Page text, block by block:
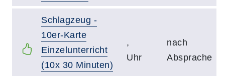
Schlagzeug -
10er-Karte
Einzelunterricht
(10x 30 Minuten)
,
Uhr
nach
Absprache